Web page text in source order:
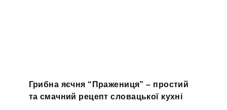
Грибна яєчня “Пражениця” – простий
та смачний рецепт словацької кухні